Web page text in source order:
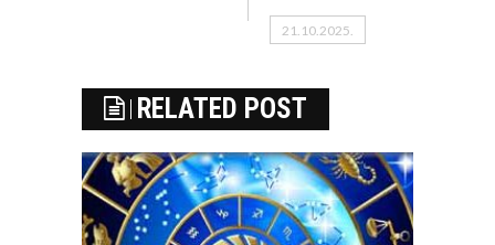
21.10.2025.
RELATED POST